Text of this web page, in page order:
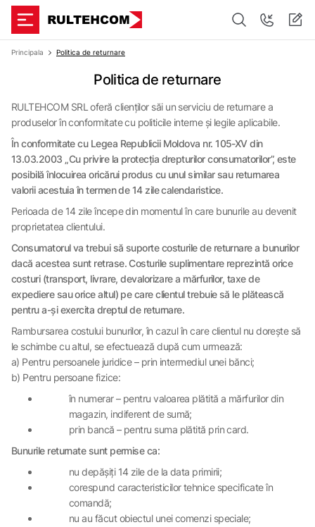
Principala Politica de returnare
Politica de returnare
RULTEHCOM SRL oferă clienților săi un serviciu de returnare a
produselor în conformitate cu politicile interne și legile aplicabile.
În conformitate cu Legea Republicii Moldova nr. 105-XV din
13.03.2003 „Cu privire la protecția drepturilor consumatorilor”, este
posibilă înlocuirea oricărui produs cu unul similar sau returnarea
valorii acestuia în termen de 14 zile calendaristice.
Perioada de 14 zile începe din momentul în care bunurile au devenit
proprietatea clientului.
Consumatorul va trebui să suporte costurile de returnare a bunurilor
dacă acestea sunt retrase. Costurile suplimentare reprezintă orice
costuri (transport, livrare, devalorizare a mărfurilor, taxe de
expediere sau orice altul) pe care clientul trebuie să le plătească
pentru a-și exercita dreptul de returnare.
Rambursarea costului bunurilor, în cazul în care clientul nu dorește să
le schimbe cu altul, se efectuează după cum urmează:
a) Pentru persoanele juridice – prin intermediul unei bănci;
b) Pentru persoane fizice:
în numerar – pentru valoarea plătită a mărfurilor din
magazin, indiferent de sumă;
prin bancă – pentru suma plătită prin card.
Bunurile returnate sunt permise ca:
nu depășiți 14 zile de la data primirii;
corespund caracteristicilor tehnice specificate în
comandă;
nu au făcut obiectul unei comenzi speciale;